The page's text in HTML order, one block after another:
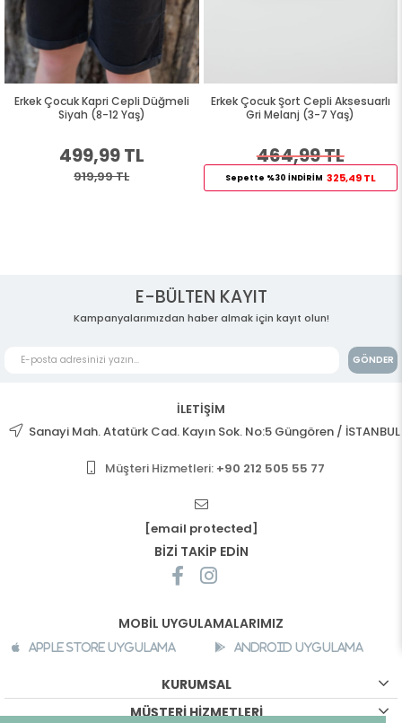
Erkek Çocuk Kapri Cepli Düğmeli
Siyah (8-12 Yaş)
499,99 TL
919,99 TL
Erkek Çocuk Şort Cepli Aksesuarlı
Gri Melanj (3-7 Yaş)
464,99 TL
Sepette %30 İNDİRİM 325,49 TL
E-BÜLTEN KAYIT
Kampanyalarımızdan haber almak için kayıt olun!
GÖNDER
İLETİŞİM
Sanayi Mah. Atatürk Cad. Kayın Sok. No:5 Güngören / İSTANBUL
Müşteri Hizmetleri: +90 212 505 55 77
[email protected]
BİZİ TAKİP EDİN
MOBİL UYGULAMALARIMIZ
Apple Store Uygulama Android Uygulama
KURUMSAL
MÜŞTERİ HİZMETLERİ